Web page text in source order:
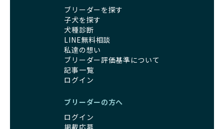
ブリーダーを探す
子犬を探す
犬種診断
LINE無料相談
私達の想い
ブリーダー評価基準について
記事一覧
ログイン
ブリーダーの方へ
ログイン
掲載応募